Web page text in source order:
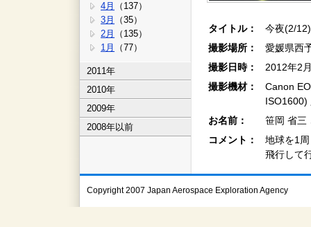
4月
（137）
3月
（35）
2月
（135）
1月
（77）
2011年
2010年
2009年
2008年以前
タイトル：
今夜(2/
撮影場所：
愛媛県西
撮影日時：
2012年2
撮影機材：
Canon
ISO1600)
お名前：
笹岡 省三
コメント：
地球を1
飛行して
Copyright 2007 Japan Aerospace Exploration Agency